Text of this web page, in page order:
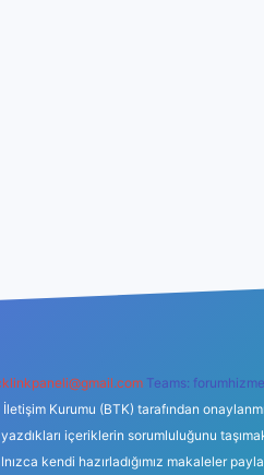
Teams:
Kurumu (BTK) tarafından
içeriklerin sorumluluğunu
kendi hazırladığımız makaleler